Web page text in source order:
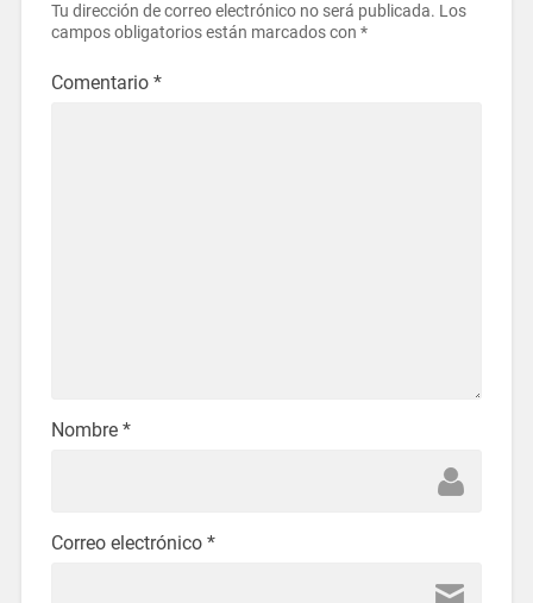
Tu dirección de correo electrónico no será publicada. Los
campos obligatorios están marcados con *
Comentario *
Nombre *
Correo electrónico *